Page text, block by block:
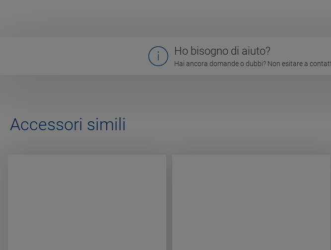
Ho bisogno di aiuto?
Hai ancora domande o dubbi? Non esitare a
Accessori simili